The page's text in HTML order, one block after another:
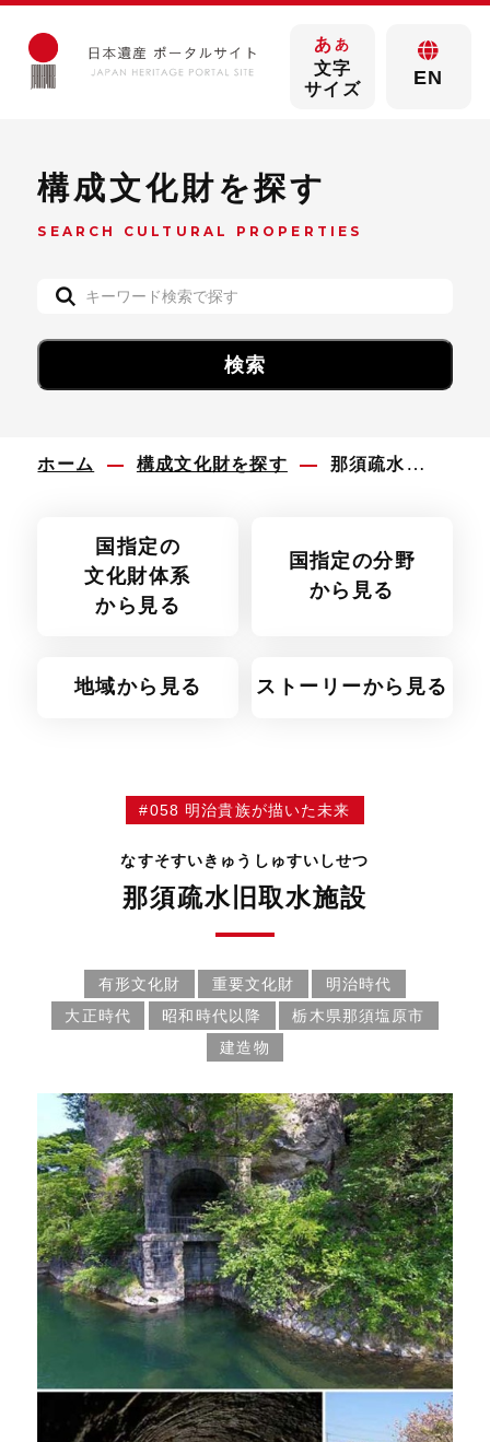
あ あ
文字
サイズ
EN
構成文化財を探す
SEARCH CULTURAL PROPERTIES
ホーム 構成文化財を探す 那須疏水旧取水施設
国指定の
文化財体系
から見る
国指定の分野
から見る
地域から見る ストーリーから見る
#058 明治貴族が描いた未来
なすそすいきゅうしゅすいしせつ
那須疏水旧取水施設
有形文化財 重要文化財
明治時代
大正時代
昭和時代以降
栃木県那須塩原市
建造物